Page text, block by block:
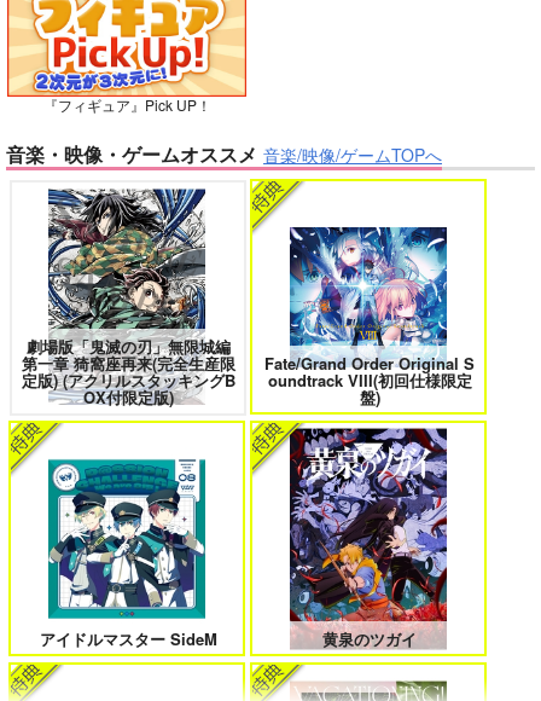
WEB 5U Sprinkles !!
遊色。
990円（税込）
呪術廻戦
五条悟×虎杖悠仁
サンプル
カート
バイトの宮川君は店長が好き 2
出来損ないのラブソング Riff 兎太と烏堂
花金ラブアクシデント! 絶対ど～しても楽していきたいっ!
鬼上司・獄寺さんは暴かれたい。 6 恋してくれるな、マイバディ
みなと商事コインランドリー 7 光が死んだ夏 9
『フィギュア』Pick UP！
音楽・映像・ゲームオススメ 音楽/映像/ゲームTOPへ
劇場版「鬼滅の刃」無限城編
第一章 猗窩座再来(完全生産限
定版) (アクリルスタッキングB
OX付限定版)
Fate/Grand Order Original S
oundtrack VIII(初回仕様限定
盤)
アイドルマスター SideM 黄泉のツガイ